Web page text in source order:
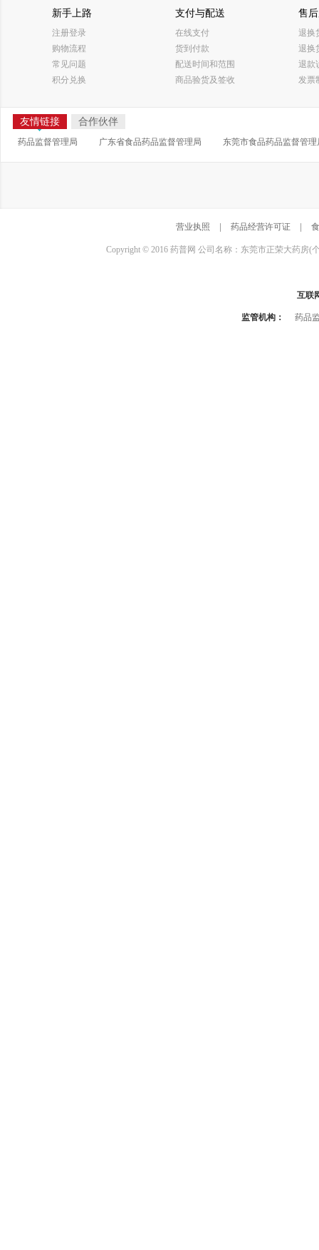
新手上路
注册登录
购物流程
常见问题
积分兑换
支付与配送
在线支付
货到付款
配送时间和范围
商品验货及签收
售
退换
退换
退款
发票
友情链接 合作伙伴
药品监督管理局 广东省食品药品监督管理局 东莞市食品药品监督管理
营业执照 药品经营许可证
Copyright © 2016 药普网 公司名称：东莞市正荣大药房(
互联
监管机构： 药品